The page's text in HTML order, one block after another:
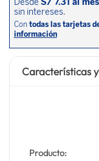
Características
Producto: